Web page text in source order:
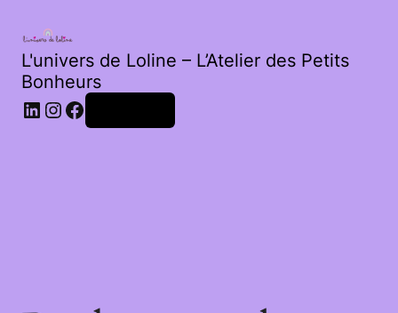
L'univers de Loline – L’Atelier des Petits
Bonheurs